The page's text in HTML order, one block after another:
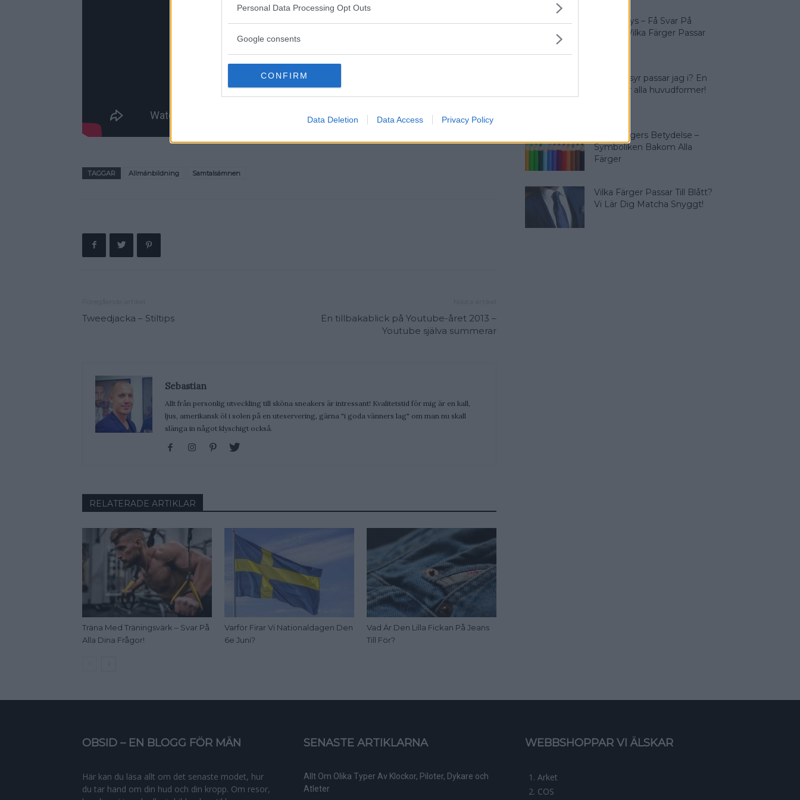
Personal Data Processing Opt Outs
Google consents
CONFIRM
Data Deletion Data Access Privacy Policy
TAGGAR Allmänbildning Samtalsämnen
Tweedjacka – Stiltips
En tillbakablick på Youtube-året 2013 –
Youtube själva summerar
Sebastian
Allt från personlig utveckling till sköna sneakers är intressant! Kvalitetstid för mig är en kall,
ljus, amerikansk öl i solen på en uteservering, gärna "i goda vänners lag" om man nu skall
slänga in något klyschigt också.
RELATERADE ARTIKLAR
Träna Med Träningsvärk – Svar På
Alla Dina Frågor!
Varför Firar Vi Nationaldagen Den
6e Juni?
Vad Är Den Lilla Fickan På Jeans
Till För?
Färganalys – Få Svar På
Frågan: Vilka Färger Passar
Vilken frisyr passar jag i? En
guide för alla huvudformer!
Olika Färgers Betydelse –
Symboliken Bakom Alla
Färger
Vilka Färger Passar Till Blått?
Vi Lär Dig Matcha Snyggt!
OBSID – EN BLOGG FÖR MÄN
Här kan du läsa allt om det senaste modet, hur
du tar hand om din hud och din kropp. Om resor,
SENASTE ARTIKLARNA
Allt Om Olika Typer Av Klockor, Piloter, Dykare och
Atleter
WEBBSHOPPAR VI ÄLSKAR
Arket
COS